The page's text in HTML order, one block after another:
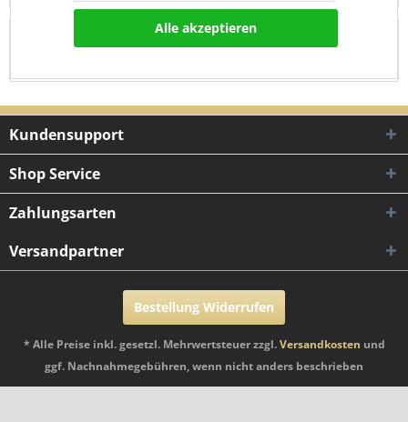
Kundensupport
Shop Service
Zahlungsarten
Versandpartner
Bestellung Widerrufen
* Alle Preise inkl. gesetzl. Mehrwertsteuer zzgl.Versandkosten und
ggf. Nachnahmegebühren, wenn nicht anders beschrieben
Alle akzeptieren